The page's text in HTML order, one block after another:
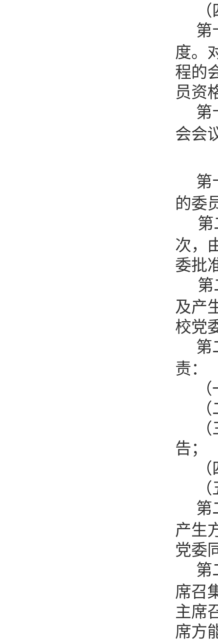
第
度。
程的
员资
第
会会
第
的委
第
次，
委批
第
及产
校党
第
责：
告；
第
产生
党委
第
席召
主席
席方